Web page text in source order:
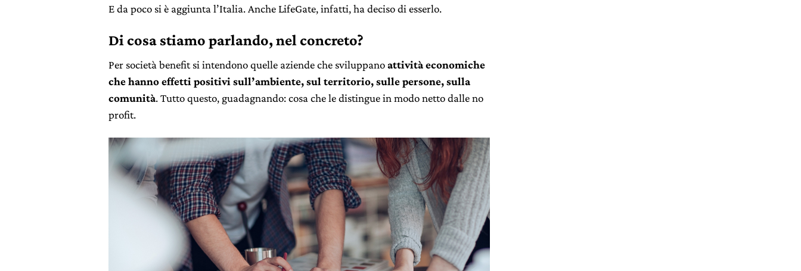
E da poco si è aggiunta l’Italia. Anche LifeGate, infatti, ha deciso di esserlo.
Di cosa stiamo parlando, nel concreto?
Per società benefit si intendono quelle aziende che sviluppanoattività economiche
che hanno effetti positivi sull’ambiente, sul territorio, sulle persone, sulla
comunità. Tutto questo, guadagnando: cosa che le distingue in modo netto dalle no
profit.